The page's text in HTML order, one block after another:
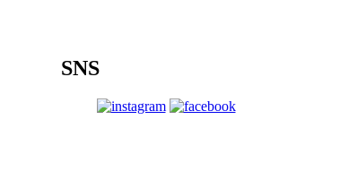
SNS